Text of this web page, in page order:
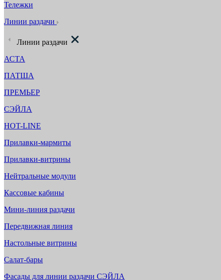
Тележки
Линии раздачи
Линии раздачи
АСТА
ПАТША
ПРЕМЬЕР
СЭЙЛА
HOT-LINE
Прилавки-мармиты
Прилавки-витрины
Нейтральные модули
Кассовые кабины
Мини-линия раздачи
Передвижная линия
Настольные витрины
Салат-бары
Фасады для линии раздачи СЭЙЛА